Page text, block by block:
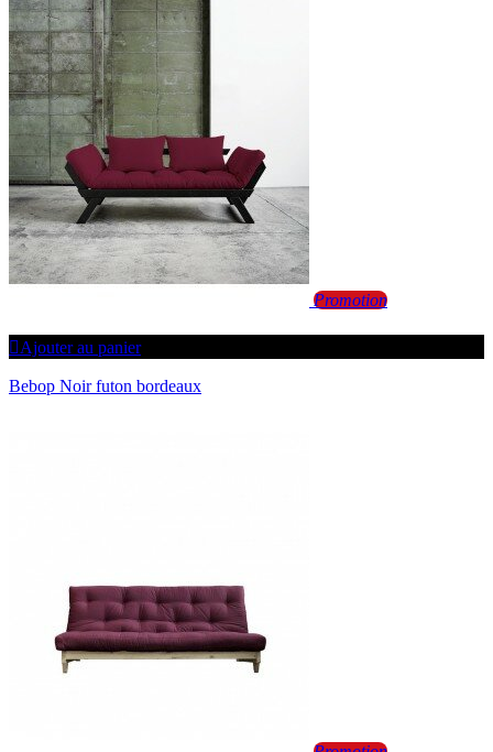
Promotion
Ajouter au panier
Bebop Noir futon bordeaux